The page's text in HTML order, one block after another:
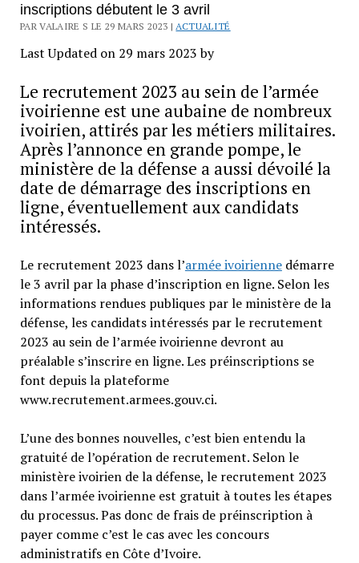
inscriptions débutent le 3 avril
PAR VALAIRE S LE 29 MARS 2023 | ACTUALITÉ
Last Updated on 29 mars 2023 by
Le recrutement 2023 au sein de l’armée
ivoirienne est une aubaine de nombreux
ivoirien, attirés par les métiers militaires.
Après l’annonce en grande pompe, le
ministère de la défense a aussi dévoilé la
date de démarrage des inscriptions en
ligne, éventuellement aux candidats
intéressés.
Le recrutement 2023 dans l’armée ivoiriennedémarre
le 3 avril par la phase d’inscription en ligne. Selon les
informations rendues publiques par le ministère de la
défense, les candidats intéressés par le recrutement
2023 au sein de l’armée ivoirienne devront au
préalable s’inscrire en ligne. Les préinscriptions se
font depuis la plateforme
www.recrutement.armees.gouv.ci.
L’une des bonnes nouvelles, c’est bien entendu la
gratuité de l’opération de recrutement. Selon le
ministère ivoirien de la défense, le recrutement 2023
dans l’armée ivoirienne est gratuit à toutes les étapes
du processus. Pas donc de frais de préinscription à
payer comme c’est le cas avec les concours
administratifs en Côte d’Ivoire.